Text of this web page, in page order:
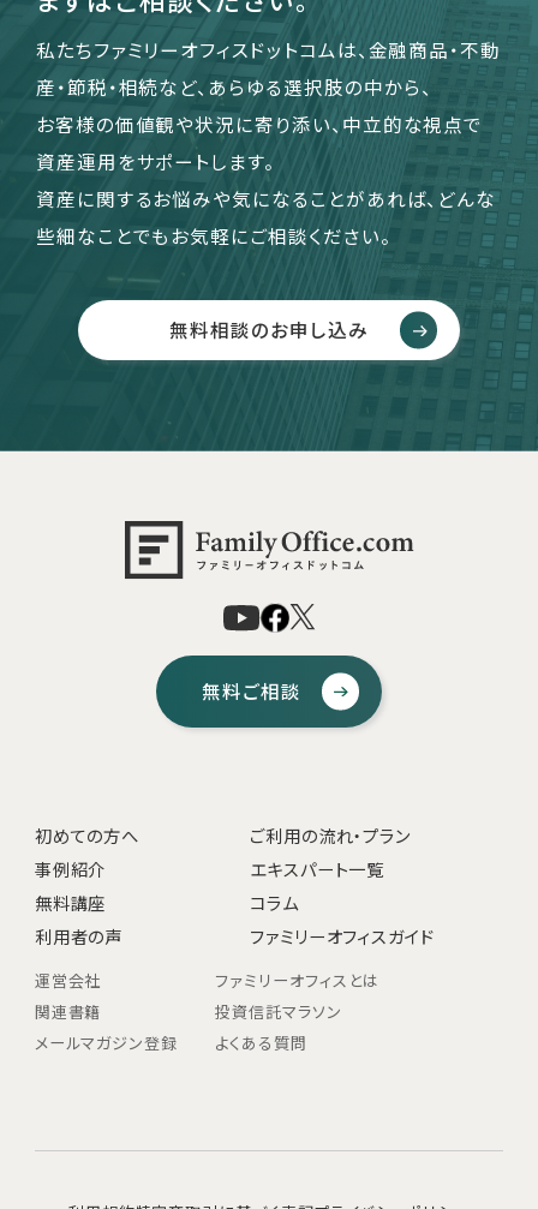
私たちファミリーオフィスドットコムは、金融商品・不動
産・節税・相続など、あらゆる選択肢の中から、
お客様の価値観や状況に寄り添い、中立的な視点で
資産運用をサポートします。
資産に関するお悩みや気になることがあれば、どんな
些細なことでもお気軽にご相談ください。
無料相談のお申し込み
無料ご相談
初めての方へ
ご利用の流れ・プラン
事例紹介
エキスパート一覧
無料講座
コラム
利用者の声
ファミリーオフィスガイド
運営会社
ファミリーオフィスとは
関連書籍
投資信託マラソン
メールマガジン登録
よくある質問